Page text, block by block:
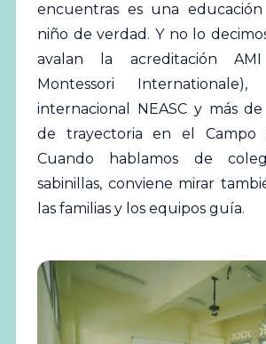
encuentras es una
niño de verdad. Y no lo
avalan la acreditación AMI
Montessori
internacional NEASC y más
de trayectoria en el Campo
Cuando hablamos de
sabinillas, conviene mirar
las familias y los equipos guía.